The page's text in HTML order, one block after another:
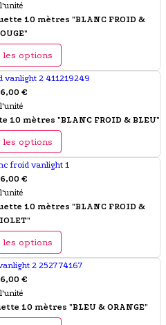
l'unité
10 mètres "BLANC FROID &
les options
€
l'unité
mètres "BLANC FROID & BLEU"
les options
€
l'unité
10 mètres "BLANC FROID &
les options
€
l'unité
10 mètres "BLEU & ORANGE"